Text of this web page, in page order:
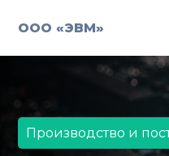
ООО «ЭВМ»
Производство и